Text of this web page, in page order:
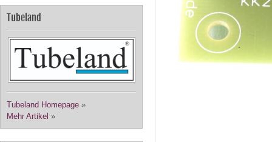
Tubeland
Tubeland Homepage »
Mehr Artikel »